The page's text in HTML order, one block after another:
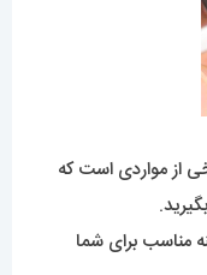
از مواردی است که
مناسب برای شما